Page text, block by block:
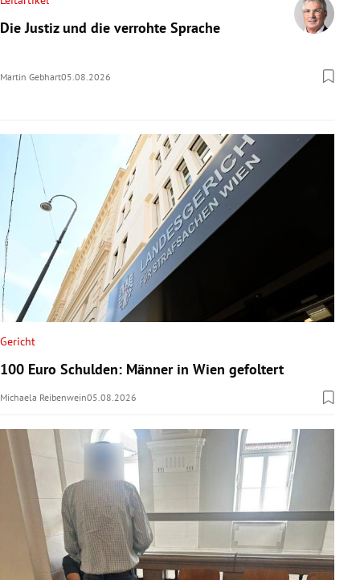
Die Justiz und die verrohte Sprache
Martin Gebhart05.08.2026
Gericht
100 Euro Schulden: Männer in Wien gefoltert
Michaela Reibenwein05.08.2026